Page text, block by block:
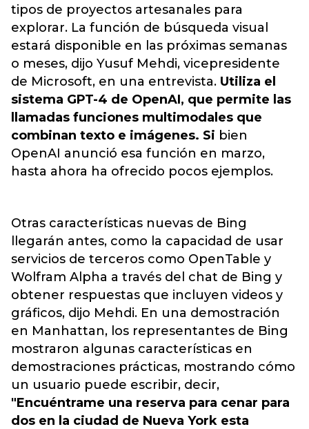
tipos de proyectos artesanales para
explorar. La función de búsqueda visual
estará disponible en las próximas semanas
o meses, dijo Yusuf Mehdi, vicepresidente
de Microsoft, en una entrevista. Utiliza el
sistema GPT-4 de OpenAI, que permite las
llamadas funciones multimodales que
combinan texto e imágenes. Si bien
OpenAI anunció esa función en marzo,
hasta ahora ha ofrecido pocos ejemplos.
Otras características nuevas de Bing
llegarán antes, como la capacidad de usar
servicios de terceros como OpenTable y
Wolfram Alpha a través del chat de Bing y
obtener respuestas que incluyen videos y
gráficos, dijo Mehdi. En una demostración
en Manhattan, los representantes de Bing
mostraron algunas características en
demostraciones prácticas, mostrando cómo
un usuario puede escribir, decir,
"Encuéntrame una reserva para cenar para
dos en la ciudad de Nueva York esta